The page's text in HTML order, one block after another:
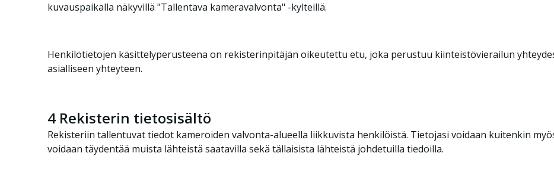
kuvauspaikalla näkyvillä "Tallentava kameravalvonta" -kylteillä.
Henkilötietojen käsittelyperusteena on rekisterinpitäjän oikeutettu etu, joka perustuu kiinteistövierailun
asialliseen yhteyteen.
4 Rekisterin tietosisältö
Rekisteriin tallentuvat tiedot kameroiden valvonta-alueella liikkuvista henkilöistä. Tietojasi voidaan kuitenkin
voidaan täydentää muista lähteistä saatavilla sekä tällaisista lähteistä johdetuilla tiedoilla.